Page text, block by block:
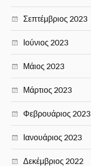
Σεπτέμβριος 2023
Ιούνιος 2023
Μάιος 2023
Μάρτιος 2023
Φεβρουάριος 2023
Ιανουάριος 2023
Δεκέμβριος 2022